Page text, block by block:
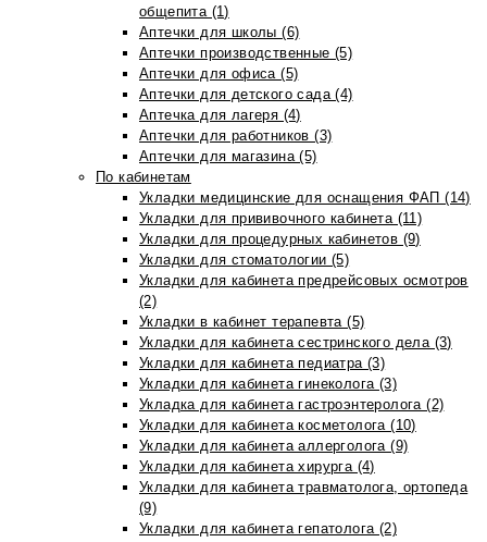
общепита (1)
Аптечки для школы (6)
Аптечки производственные (5)
Аптечки для офиса (5)
Аптечки для детского сада (4)
Аптечка для лагеря (4)
Аптечки для работников (3)
Аптечки для магазина (5)
По кабинетам
Укладки медицинские для оснащения ФАП (14)
Укладки для прививочного кабинета (11)
Укладки для процедурных кабинетов (9)
Укладки для стоматологии (5)
Укладки для кабинета предрейсовых осмотров
(2)
Укладки в кабинет терапевта (5)
Укладки для кабинета сестринского дела (3)
Укладки для кабинета педиатра (3)
Укладки для кабинета гинеколога (3)
Укладка для кабинета гастроэнтеролога (2)
Укладки для кабинета косметолога (10)
Укладки для кабинета аллерголога (9)
Укладки для кабинета хирурга (4)
Укладки для кабинета травматолога, ортопеда
(9)
Укладки для кабинета гепатолога (2)